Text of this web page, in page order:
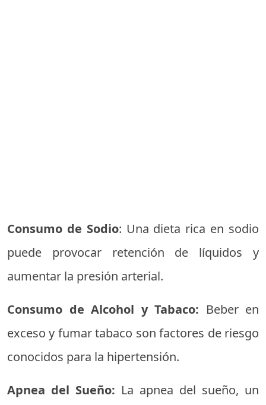
Consumo de Sodio: Una dieta rica en sodio
puede provocar retención de líquidos y
aumentar la presión arterial.
Consumo de Alcohol y Tabaco: Beber en
exceso y fumar tabaco son factores de riesgo
conocidos para la hipertensión.
Apnea del Sueño: La apnea del sueño, un